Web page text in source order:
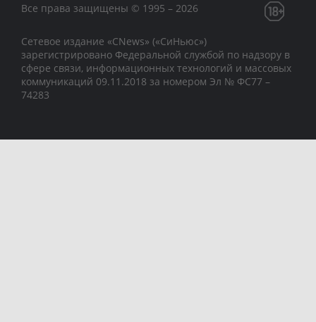
Все права защищены © 1995 – 2026
Сетевое издание «CNews» («СиНьюс»)
зарегистрировано Федеральной службой по надзору в
сфере связи, информационных технологий и массовых
коммуникаций 09.11.2018 за номером Эл № ФС77 –
74283